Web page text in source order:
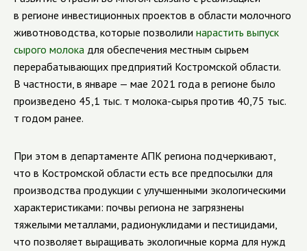
в регионе инвестиционных проектов в области молочного
животноводства, которые позволили нарастить выпуск
сырого молока для обеспечения местным сырьем
перерабатывающих предприятий Костромской области.
В частности, в январе — мае 2021 года в регионе было
произведено 45,1 тыс. т молока-сырья против 40,75 тыс.
т годом ранее.
При этом в департаменте АПК региона подчеркивают,
что в Костромской области есть все предпосылки для
производства продукции с улучшенными экологическими
характеристиками: почвы региона не загрязнены
тяжелыми металлами, радионуклидами и пестицидами,
что позволяет выращивать экологичные корма для нужд